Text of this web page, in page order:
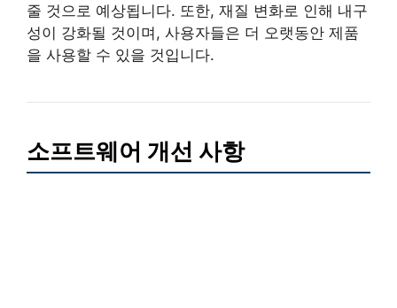
줄 것으로 예상됩니다. 또한, 재질 변화로 인해 내구
성이 강화될 것이며, 사용자들은 더 오랫동안 제품
을 사용할 수 있을 것입니다.
소프트웨어 개선 사항